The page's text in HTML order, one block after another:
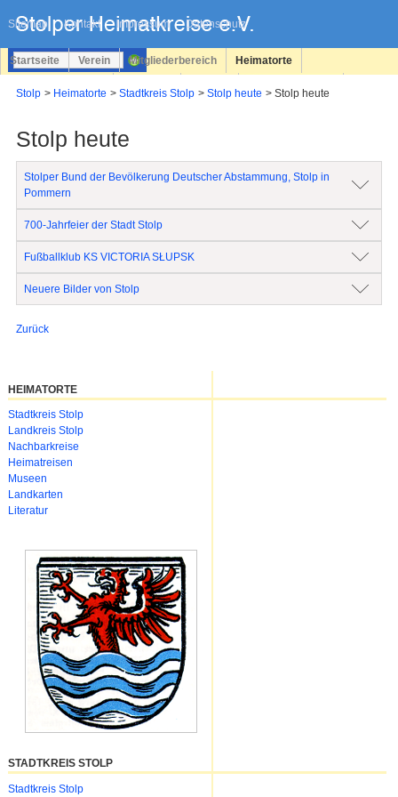
Sitemap Kontakt Impressum Datenschutz
überspringen
Startseite Verein Mitgliederbereich Heimatorte
Stolp Heimatorte Stadtkreis Stolp Stolp heute Stolp heute
Stolp heute
Stolper Bund der Bevölkerung Deutscher Abstammung, Stolp in
Pommern
700-Jahrfeier der Stadt Stolp
Fußballklub KS VICTORIA SŁUPSK
Neuere Bilder von Stolp
Zurück
HEIMATORTE
Navigation
überspringen
Stadtkreis Stolp
Landkreis Stolp
Nachbarkreise
Heimatreisen
Museen
Landkarten
Literatur
STADTKREIS STOLP
Navigation
Stadtkreis Stolp